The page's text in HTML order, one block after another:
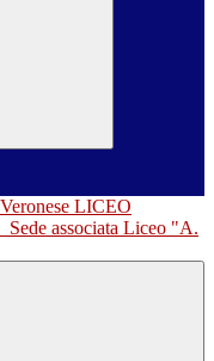
LICEO
Sede associata Liceo "A.